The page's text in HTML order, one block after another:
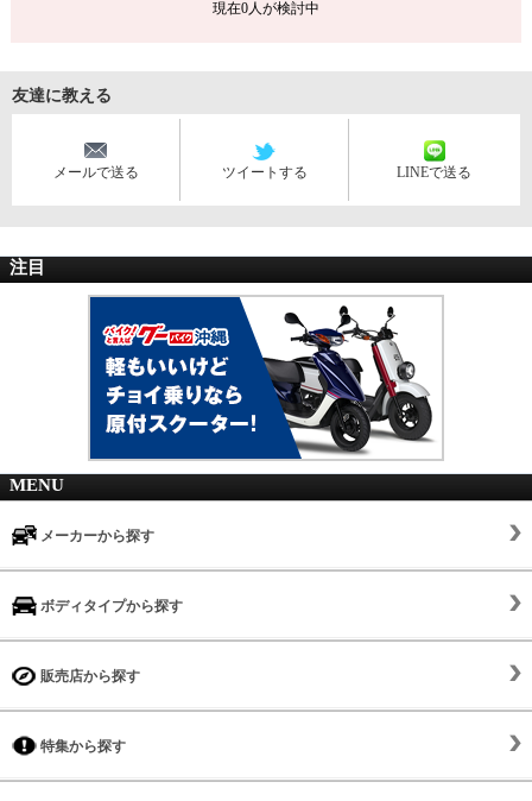
現在0人が検討中
友達に教える
メールで送る ツイートする LINEで送る
注目
MENU
メーカーから探す
ボディタイプから探す
販売店から探す
特集から探す